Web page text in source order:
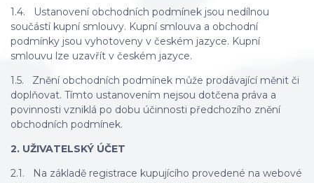
1.4. Ustanovení obchodních podmínek jsou nedílnou
součástí kupní smlouvy. Kupní smlouva a obchodní
podmínky jsou vyhotoveny v českém jazyce. Kupní
smlouvu lze uzavřít v českém jazyce.
1.5. Znění obchodních podmínek může prodávající měnit či
doplňovat. Tímto ustanovením nejsou dotčena práva a
povinnosti vzniklá po dobu účinnosti předchozího znění
obchodních podmínek.
2. UŽIVATELSKÝ ÚČET
2.1. Na základě registrace kupujícího provedené na webové